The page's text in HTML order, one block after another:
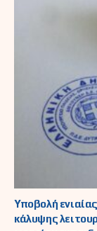
Υποβολή
κάλυψης